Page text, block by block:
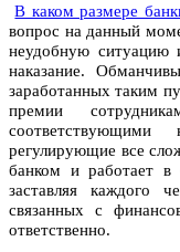
В каком размере
вопрос на данный
неудобную ситуацию
наказание.
заработанных таким
премии
регулирующие все
банком и работает в
заставляя каждого
связанных с
ответственно.